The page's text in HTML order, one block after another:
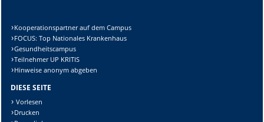
Kooperationspartner auf dem Campus
FOCUS: Top Nationales Krankenhaus
Gesundheitscampus
Teilnehmer UP KRITIS
Hinweise anonym abgeben
DIESE SEITE
Vorlesen
Drucken